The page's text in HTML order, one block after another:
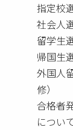
指定校
社会人
留学生
帰国生
外国人
修）
合格者
につい